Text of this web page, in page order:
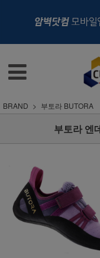
BRAND 부토라 BUTORA
부토라 엔